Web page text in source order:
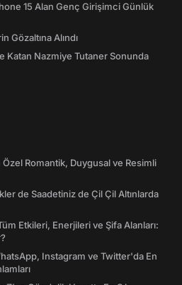
15 Alan Genç Girişimci Günlük
Gözaltına Alındı
Katan Nazmiye Tutaner Sonunda
Özel Romantik, Duygusal ve Resimli
de Saadetiniz de Çil Çil Altınlarda
Etkileri, Enerjileri ve Şifa Alanları:
Instagram ve Twitter'da En